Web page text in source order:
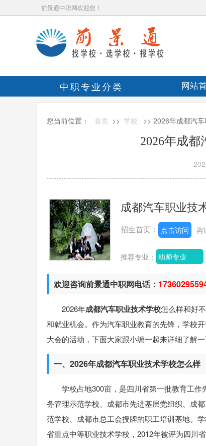
前景通中职网欢迎您！
中职专业分类 网站
您当前位置： 首页 >> 学校 >> 2026年成都汽
2026年成
成都汽车职业技
招生首页： 点击访问 咨
推荐专业： 幼师专业
欢迎咨询前景通中职网电话：
2026年成都汽车职业技术学校怎么样和好
和就业机会。作为汽车职业教育的先锋，学校
大会的活动，下面大家跟小编一起来详细了解一
一、2026年成都汽车职业技术学校怎么样
学校占地300亩，是四川省第一批教育工
务管理示范学校、成都市先进基层党组织、成
范学校、成都市总工会授牌的职工培训基地。
省重点中等职业技术学校，2012年被评为四川